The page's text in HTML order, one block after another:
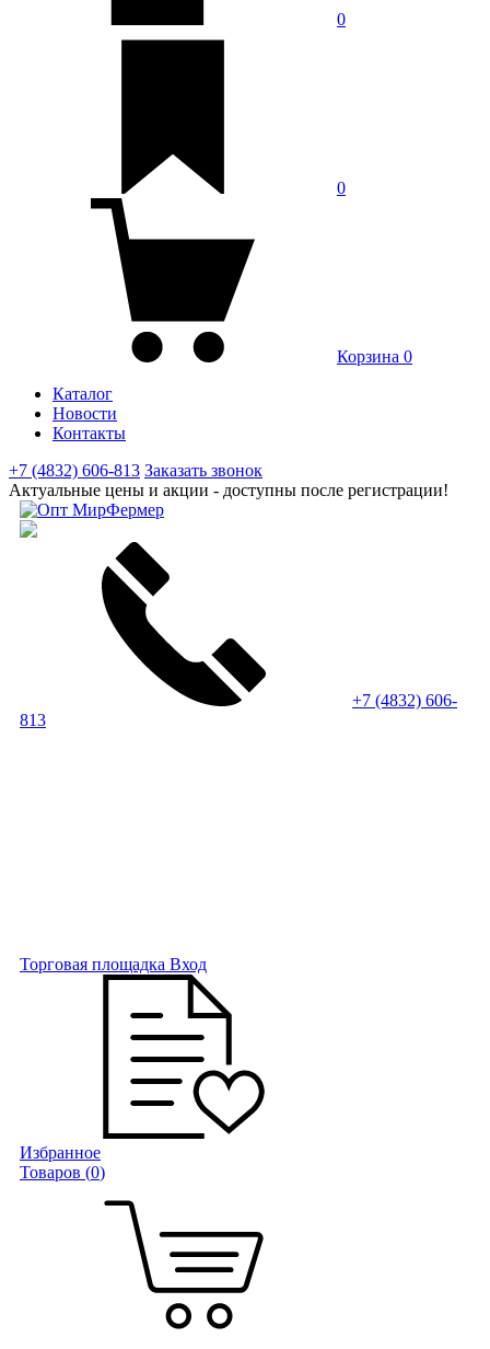
0
0
Корзина 0
Каталог
Новости
Контакты
+7 (4832) 606-813 Заказать звонок
Актуальные цены и акции - доступны после регистрации!
+7 (4832) 606-
813
Торговая площадка Вход
Избранное
Товаров (0)